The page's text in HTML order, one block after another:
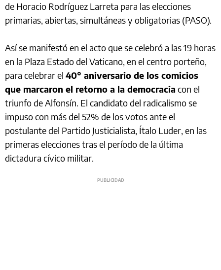
de Horacio Rodríguez Larreta para las elecciones
primarias, abiertas, simultáneas y obligatorias (PASO).
Así se manifestó en el acto que se celebró a las 19 horas
en la Plaza Estado del Vaticano, en el centro porteño,
para celebrar el 40° aniversario de los comicios
que marcaron el retorno a la democracia con el
triunfo de Alfonsín. El candidato del radicalismo se
impuso con más del 52% de los votos ante el
postulante del Partido Justicialista, Ítalo Luder, en las
primeras elecciones tras el período de la última
dictadura cívico militar.